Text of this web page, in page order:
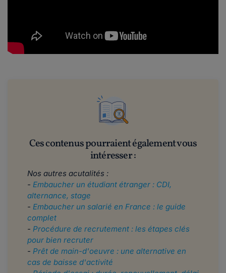
Ces contenus pourraient également vous
intéresser :
Nos autres acutalités :
- Embaucher un étudiant étranger : CDI,
alternance, stage
- Embaucher un salarié en France : le guide
complet
- Procédure de recrutement : les étapes clés
pour bien recruter
- Prêt de main-d'oeuvre : une alternative en
cas de baisse d'activité